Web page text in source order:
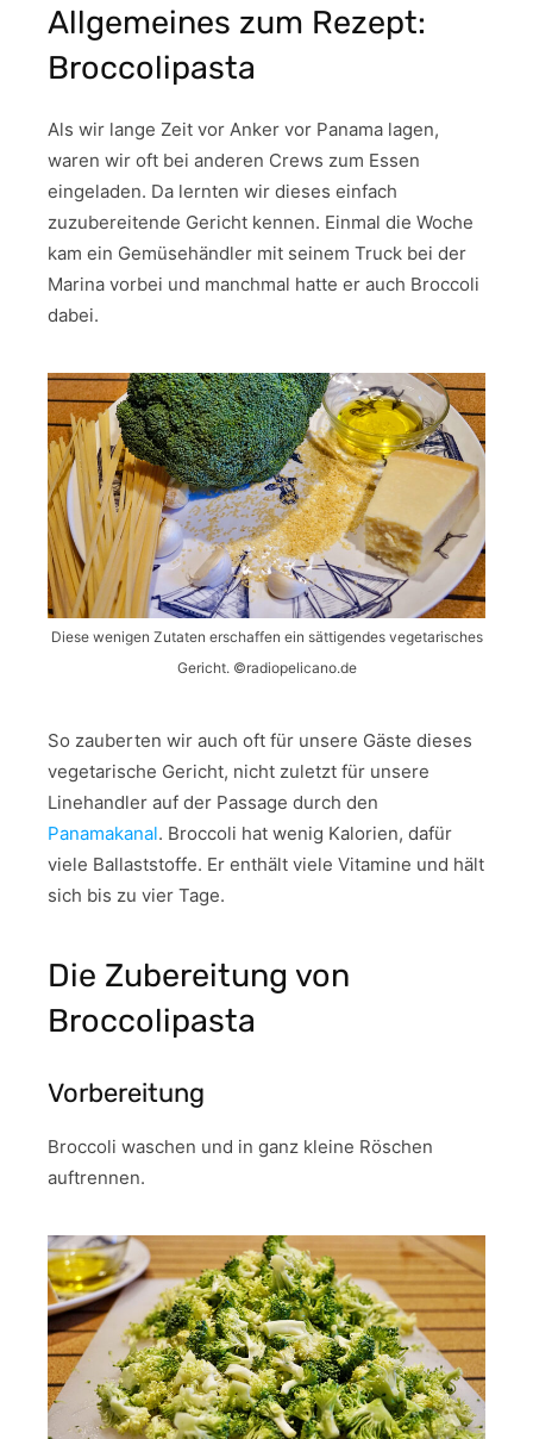
Allgemeines zum Rezept:
Broccolipasta
Als wir lange Zeit vor Anker vor Panama lagen,
waren wir oft bei anderen Crews zum Essen
eingeladen. Da lernten wir dieses einfach
zuzubereitende Gericht kennen. Einmal die Woche
kam ein Gemüsehändler mit seinem Truck bei der
Marina vorbei und manchmal hatte er auch Broccoli
dabei.
Diese wenigen Zutaten erschaffen ein sättigendes vegetarisches
Gericht. ©️radiopelicano.de
So zauberten wir auch oft für unsere Gäste dieses
vegetarische Gericht, nicht zuletzt für unsere
Linehandler auf der Passage durch den
Panamakanal. Broccoli hat wenig Kalorien, dafür
viele Ballaststoffe. Er enthält viele Vitamine und hält
sich bis zu vier Tage.
Die Zubereitung von
Broccolipasta
Vorbereitung
Broccoli waschen und in ganz kleine Röschen
auftrennen.